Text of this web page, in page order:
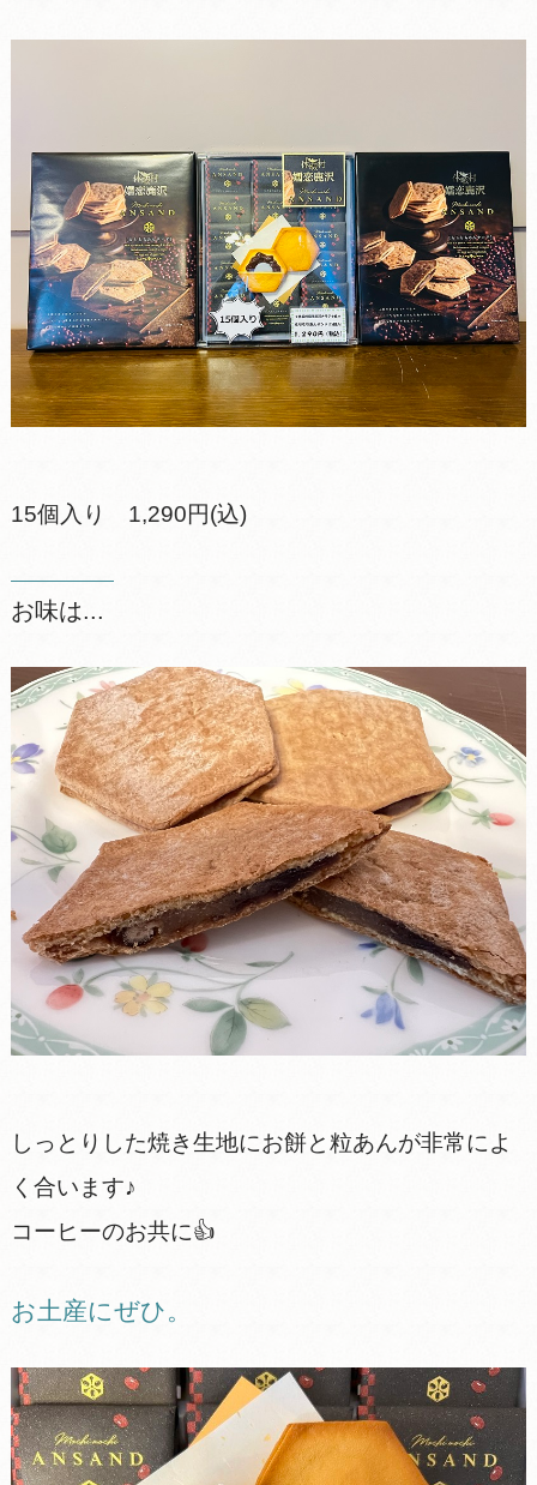
15個入り 1,290円(込)
お味は...
しっとりした焼き生地にお餅と粒あんが非常によ
く合います♪
コーヒーのお共に👍
お土産にぜひ。